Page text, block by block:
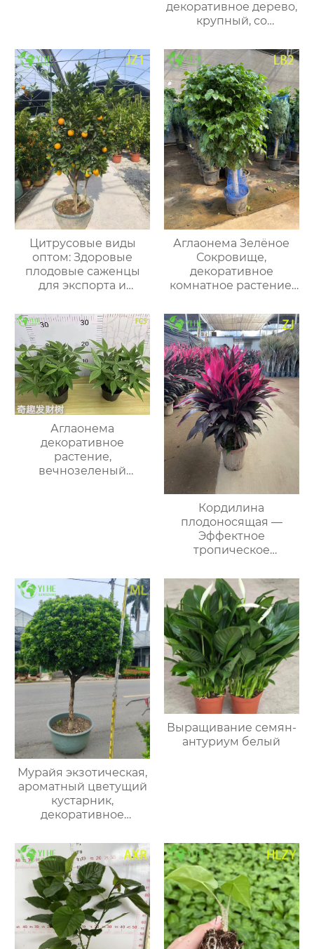
декоративное дерево,
крупный, со
оптом
Цитрусовые виды
оптом: Здоровые
плодовые саженцы
для экспорта и
Аглаонема Зелёное
Сокровище,
декоративное
комнатное растение,
для офиса и дома
Аглаонема
декоративное
растение,
вечнозеленый
Кордилина
плодоносящая —
Эффектное
тропическое
крупномер, с
красными и зелеными
листьями, оптом
Мурайя экзотическая,
ароматный цветущий
кустарник,
декоративное
растение для сада и
дома
Выращивание семян-
антуриум белый